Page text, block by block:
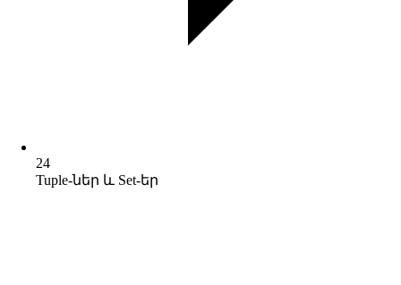
24
Tuple-ներ և Set-եր